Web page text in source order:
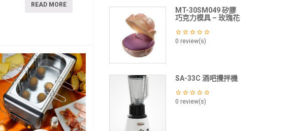
READ MORE
MT-30SM049 矽膠
巧克力模具 – 玫瑰花
0 review(s)
SA-33C 酒吧攪拌機
0 review(s)